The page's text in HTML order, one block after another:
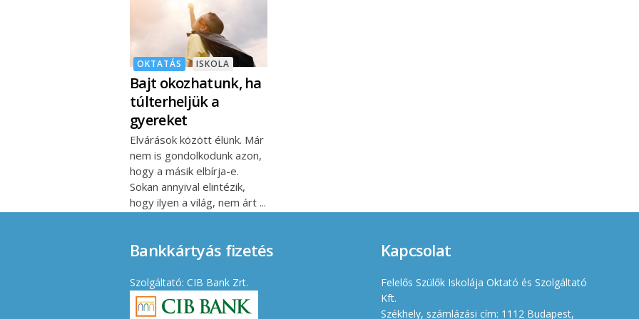
OKTATÁS ISKOLA
Bajt okozhatunk, ha
túlterheljük a
gyereket
Elvárások között élünk. Már
nem is gondolkodunk azon,
hogy a másik elbírja-e.
Sokan annyival elintézik,
hogy ilyen a világ, nem árt
Bankkártyás fizetés
Szolgáltató: CIB Bank Zrt.
Kapcsolat
Felelős Szülők Iskolája Oktató és Szolgáltató
Kft.
Székhely, számlázási cím: 1112 Budapest,